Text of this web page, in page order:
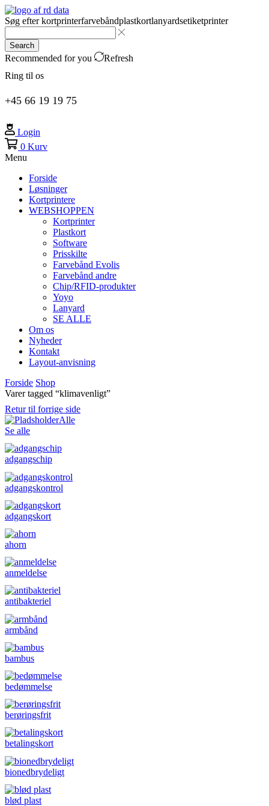
Søg efterkortprinterfarvebåndplastkortlanyardsetiketprinter
Search
Recommended for you
Refresh
Ring til os
+45 66 19 19 75
Login
0 Kurv
Menu
Forside
Løsninger
Kortprintere
WEBSHOPPEN
Kortprinter
Plastkort
Software
Prisskilte
Farvebånd Evolis
Farvebånd andre
Chip/RFID-produkter
Yoyo
Lanyard
SE ALLE
Om os
Nyheder
Kontakt
Layout-anvisning
Forside Shop
Varer tagged “klimavenligt”
Retur til forrige side
Alle
Se alle
adgangschip
adgangskontrol
adgangskort
ahorn
anmeldelse
antibakteriel
armbånd
bambus
bedømmelse
berøringsfrit
betalingskort
bionedbrydeligt
blød plast